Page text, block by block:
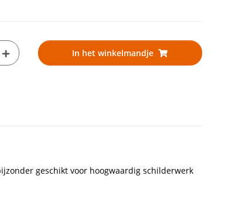
In het winkelmandje
geschikt voor hoogwaardig schilderwerk